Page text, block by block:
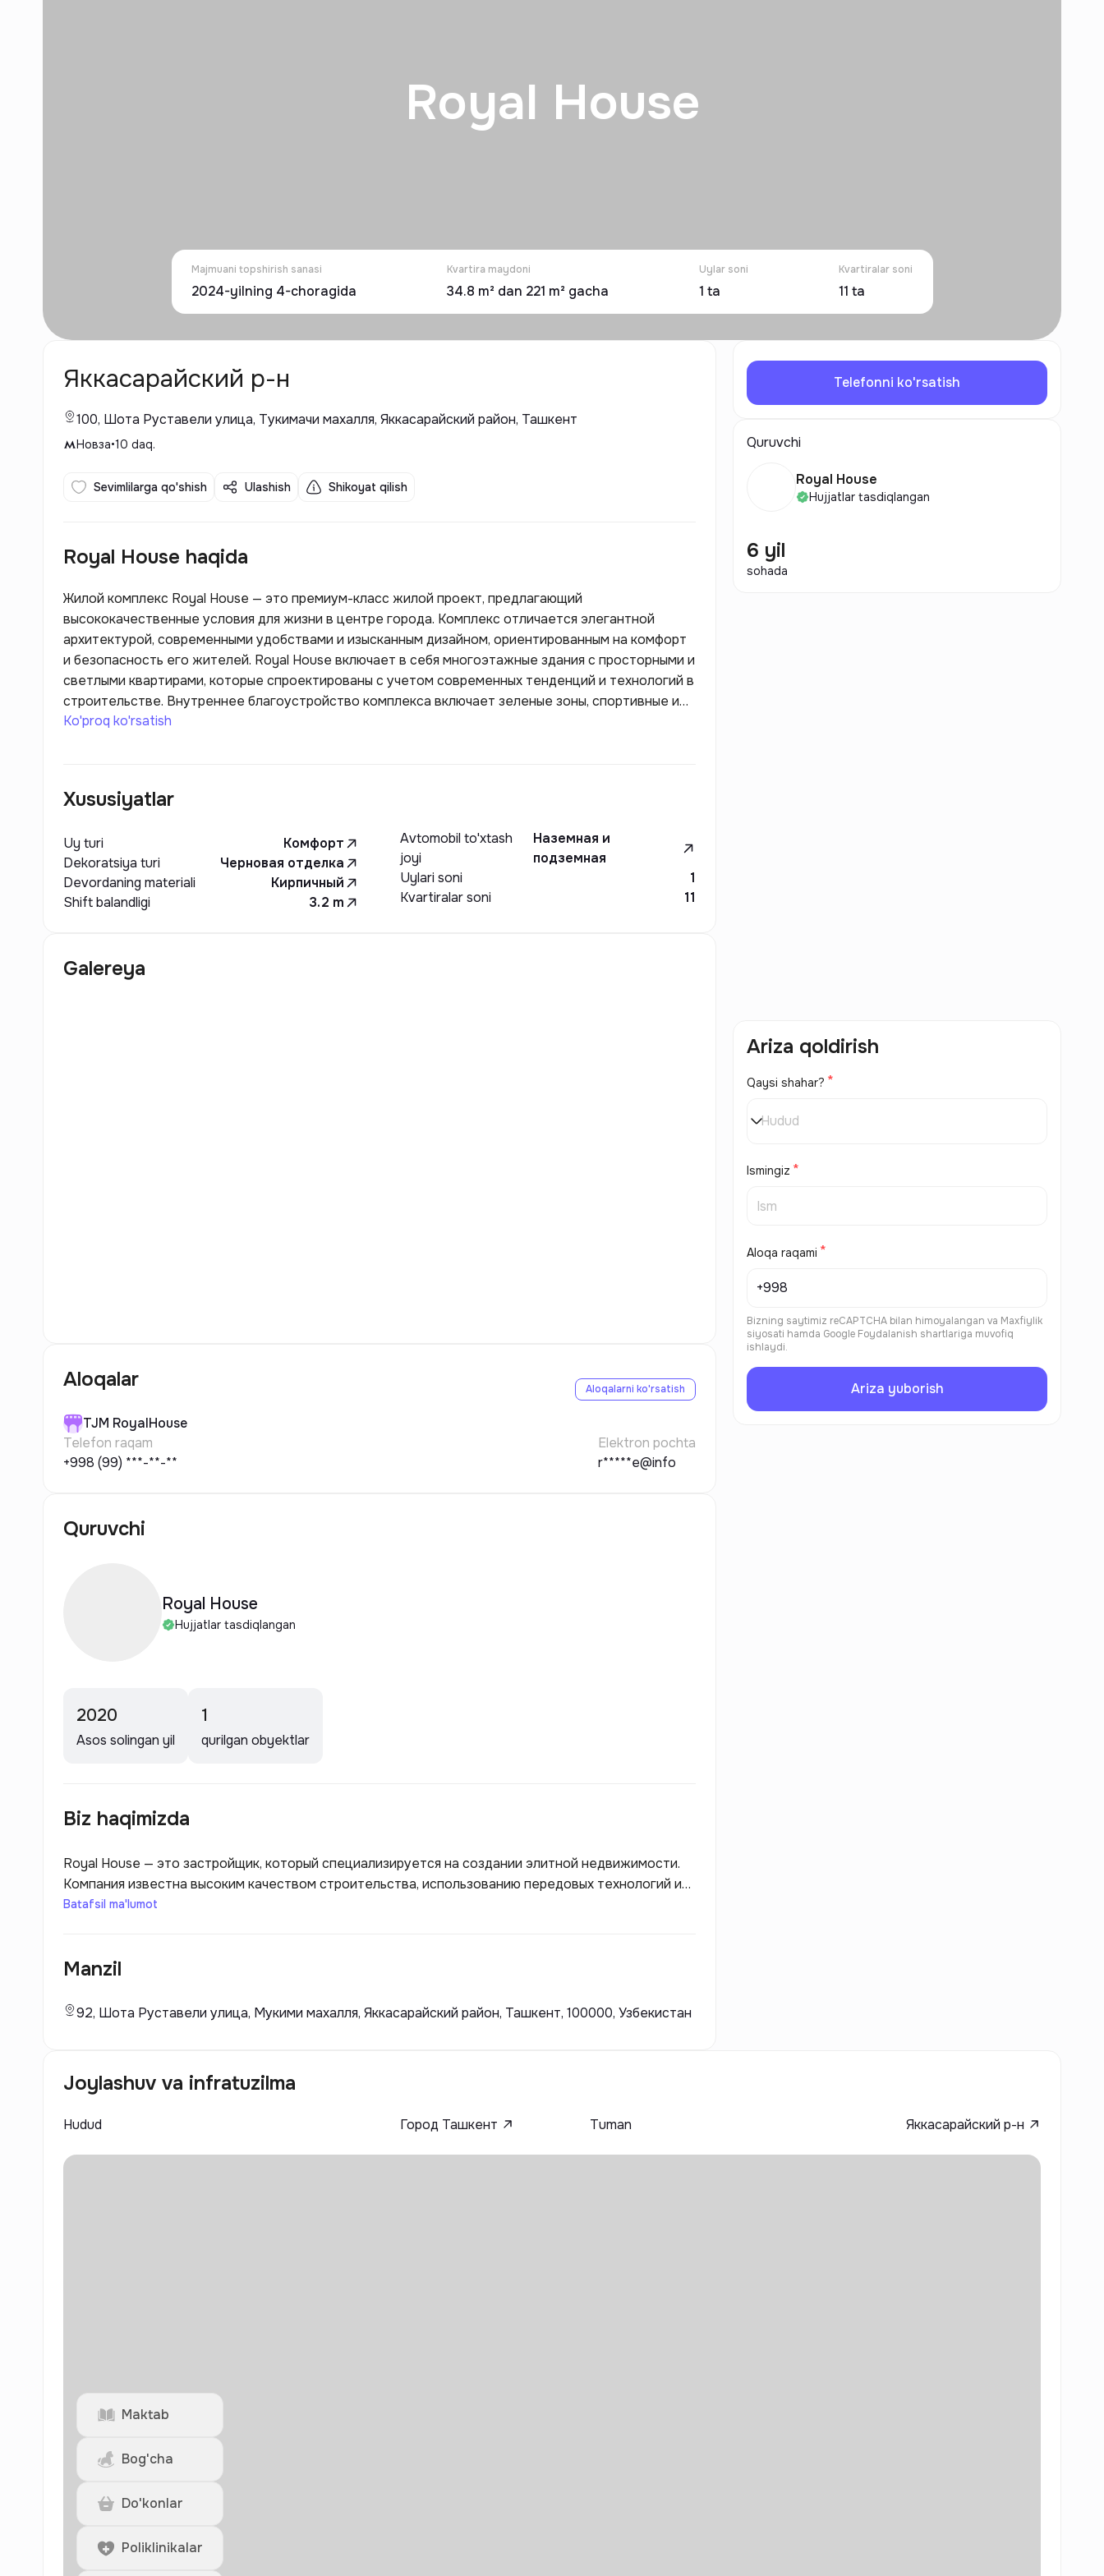
Royal House
Majmuani topshirish sanasi
2024-yilning 4-choragida
Kvartira maydoni
34.8 m² dan 221 m² gacha
Uylar soni
1 ta
Kvartiralar soni
11 ta
Яккасарайский р-н
100, Шота Руставели улица, Тукимачи махалля, Яккасарайский район, Ташкент
Новза•10 daq.
Sevimlilarga qo'shish Ulashish Shikoyat qilish
Royal House haqida
Жилой комплекс Royal House — это премиум-класс жилой проект, предлагающий
высококачественные условия для жизни в центре города. Комплекс отличается элегантной
архитектурой, современными удобствами и изысканным дизайном, ориентированным на комфорт
и безопасность его жителей. Royal House включает в себя многоэтажные здания с просторными и
светлыми квартирами, которые спроектированы с учетом современных тенденций и технологий в
строительстве. Внутреннее благоустройство комплекса включает зеленые зоны, спортивные и
детские площадки, а также зоны для отдыха, что делает его идеальным местом для семей с
местоположение, сочетая стильный внешний вид с функциональностью и высоким уровнем
Ko'proq ko'rsatish
Xususiyatlar
Uy turi
Комфорт
Dekoratsiya turi
Черновая отделка
Devordaning materiali
Кирпичный
Shift balandligi
3.2 m
Avtomobil to'xtash
joyi
Наземная и
подземная
Uylari soni
1
Kvartiralar soni
11
Galereya
Aloqalar Aloqalarni ko'rsatish
TJM RoyalHouse
Telefon raqam
+998 (99) ***-**-**
Elektron pochta
r*****e@info
Quruvchi
Royal House
Hujjatlar tasdiqlangan
2020
Asos solingan yil
1
qurilgan obyektlar
Biz haqimizda
Royal House — это застройщик, который специализируется на создании элитной недвижимости.
Компания известна высоким качеством строительства, использованию передовых технологий и
эксклюзивных материалов. Royal House разрабатывает проекты, ориентированные на
Batafsil ma'lumot
Manzil
92, Шота Руставели улица, Мукими махалля, Яккасарайский район, Ташкент, 100000, Узбекистан
Telefonni ko'rsatish
Quruvchi
Royal House
Hujjatlar tasdiqlangan
6 yil
sohada
Ariza qoldirish
Qaysi shahar?
Hudud
Ismingiz
Aloqa raqami
Bizning saytimiz reCAPTCHA bilan himoyalangan va Maxfiylik
siyosati hamda Google Foydalanish shartlariga muvofiq
ishlaydi.
Ariza yuborish
Joylashuv va infratuzilma
Hudud Город Ташкент Tuman Яккасарайский р-н
Maktab
Bog'cha
Do'konlar
Poliklinikalar